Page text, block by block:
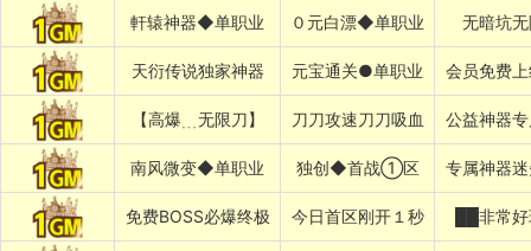
軒辕神器◆单职业 ０元白漂◆单职业 无暗坑
天衍传说独家神器 元宝通关●单职业 会员免费
【高爆﹍无限刀】 刀刀攻速刀刀吸血 公益神器
南风微变◆单职业 独创◆首战①区 专属神器
免费BOSS必爆终极 今日首区刚开１秒 ██非常